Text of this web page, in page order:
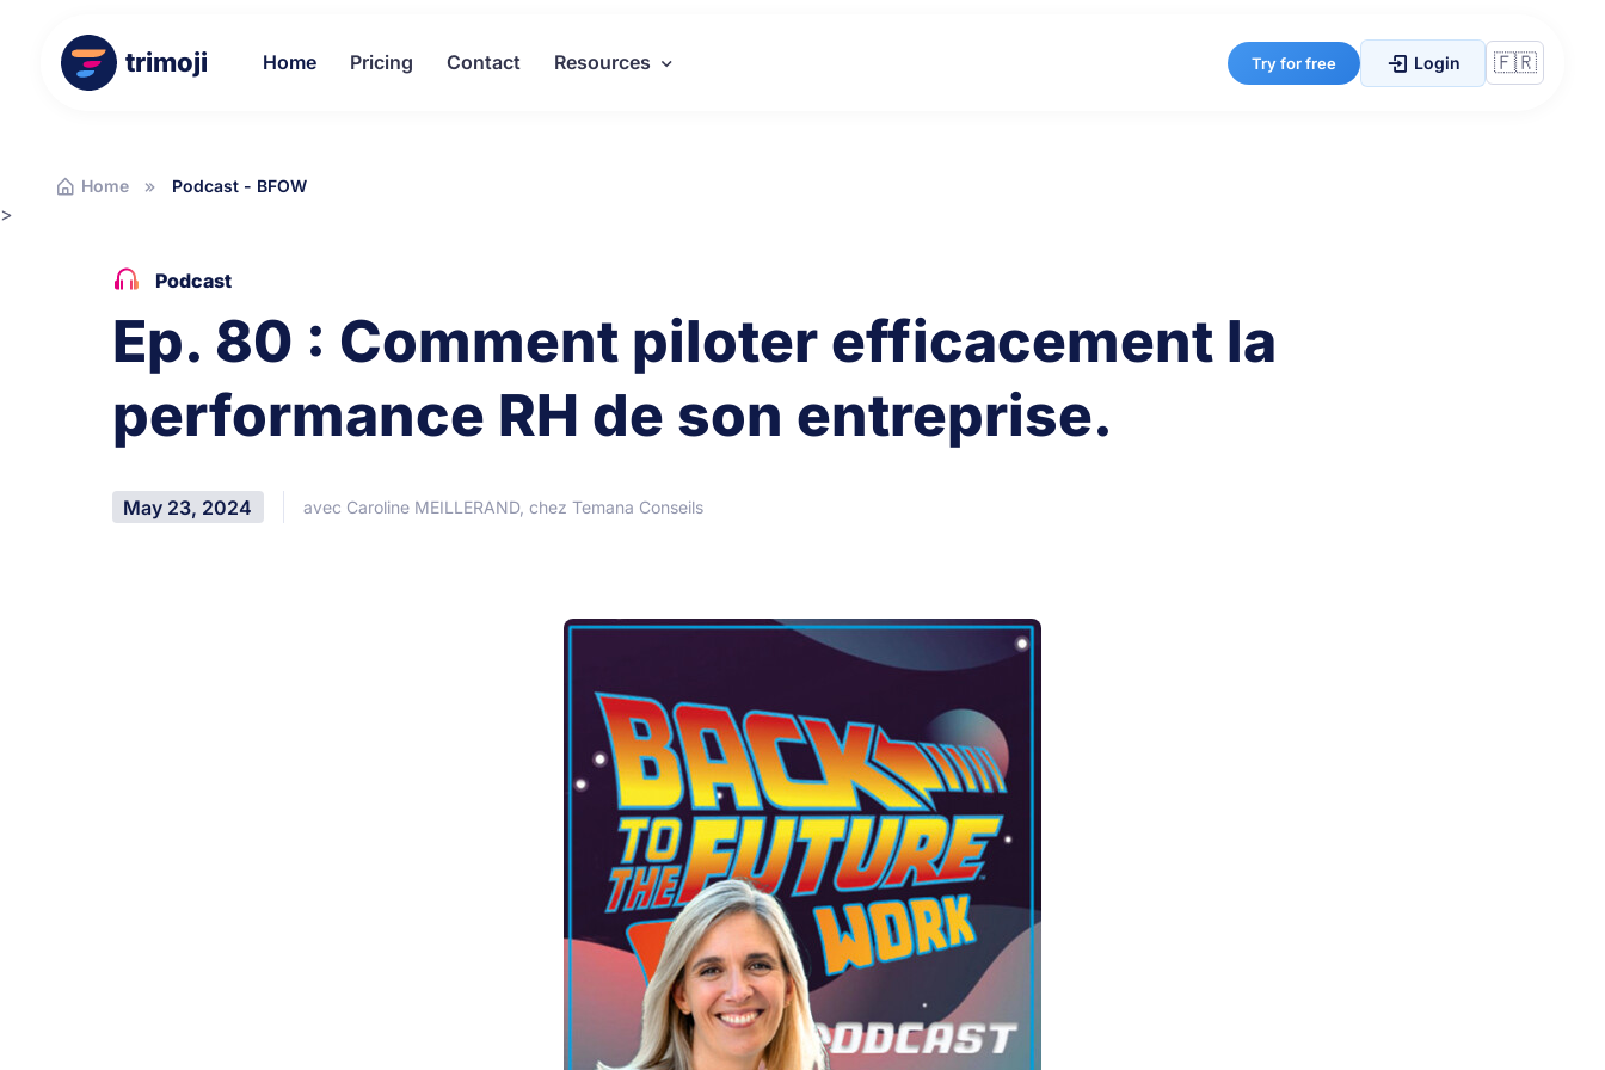
trimoji Home Pricing Contact Resources Try for free Login
Home Podcast - BFOW
>
Podcast
Ep. 80 : Comment piloter efficacement la
performance RH de son entreprise.
May 23, 2024 avec Caroline MEILLERAND, chez Temana Conseils